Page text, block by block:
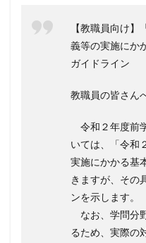
【教職員向け
義等の実施にか
ガイドライン
教職員の皆さん
令和２年度前
いては、「令和
実施にかかる基
きますが、その
ンを示します。
なお、学問分
るため、実際の